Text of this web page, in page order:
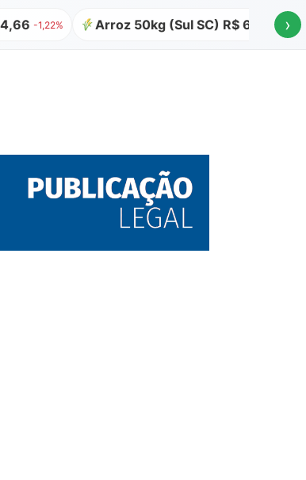
-1,22% Arroz 50kg (Sul SC) R$ 64,00 ›